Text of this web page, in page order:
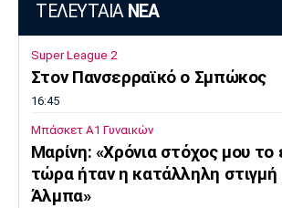
ΤΕΛΕΥΤΑΙΑ ΝΕΑ
Super League 2
Στον Πανσερραϊκό ο Σμπώκος
16:45
Μπάσκετ Α1 Γυναικών
Μαρίνη: «Χρόνια στόχος μου το
τώρα ήταν η κατάλληλη στιγμή
Άλμπα»